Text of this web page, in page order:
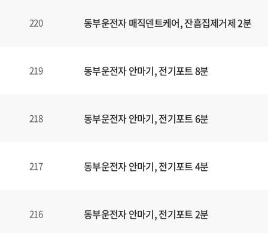
220 동부운전자 매직덴트케어, 잔흠집제거제 2분
219 동부운전자 안마기, 전기포트 8분
218 동부운전자 안마기, 전기포트 6분
217 동부운전자 안마기, 전기포트 4분
216 동부운전자 안마기, 전기포트 2분